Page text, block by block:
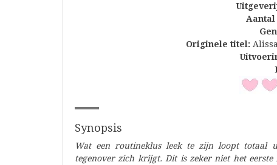
Aantal
Originele titel:
Synopsis
Wat een routineklus leek te zijn loopt totaal
tegenover zich krijgt. Dit is zeker niet het